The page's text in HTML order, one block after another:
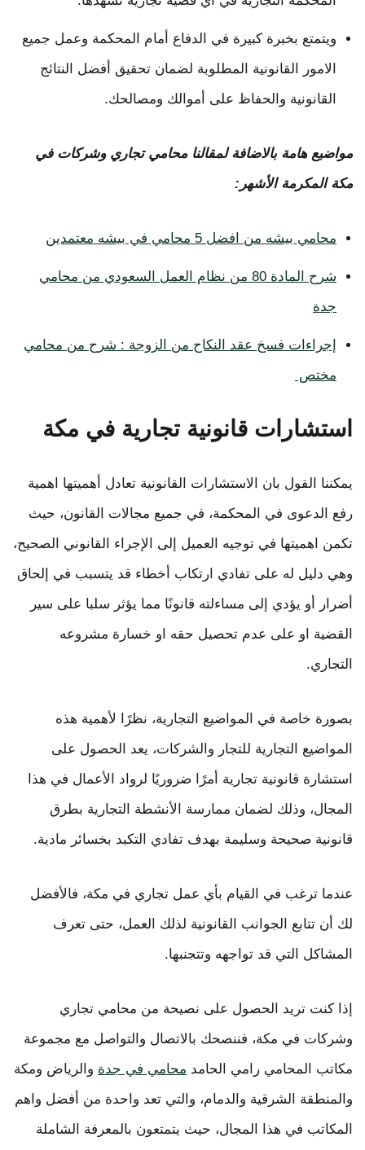
ويتمتع بخبرة كبيرة في الدفاع أمام المحكمة وعمل جميع
الامور القانونية المطلوبة لضمان تحقيق أفضل النتائج
القانونية والحفاظ على أموالك ومصالحك.
مواضيع هامة بالاضافة لمقالنا محامي تجاري وشركات في
مكة المكرمة الأشهر:
محامي بيشه من افضل 5 محامي في بيشه معتمدين
شرح المادة 80 من نظام العمل السعودي من محامي
جدة
إجراءات فسخ عقد النكاح من الزوجة : شرح من محامي
مختص
استشارات قانونية تجارية في مكة
يمكننا القول بان الاستشارات القانونية تعادل أهميتها اهمية
رفع الدعوى في المحكمة، في جميع مجالات القانون، حيث
تكمن اهميتها في توجيه العميل إلى الإجراء القانوني الصحيح،
وهي دليل له على تفادي ارتكاب أخطاء قد يتسبب في إلحاق
أضرار أو يؤدي إلى مساءلته قانونًا مما يؤثر سلبا على سير
القضية او على عدم تحصيل حقه او خسارة مشروعه
التجاري.
بصورة خاصة في المواضيع التجارية، نظرًا لأهمية هذه
المواضيع التجارية للتجار والشركات، يعد الحصول على
استشارة قانونية تجارية أمرًا ضروريًا لرواد الأعمال في هذا
المجال، وذلك لضمان ممارسة الأنشطة التجارية بطرق
قانونية صحيحة وسليمة بهدف تفادي التكبد بخسائر مادية.
عندما ترغب في القيام بأي عمل تجاري في مكة، فالأفضل
لك أن تتابع الجوانب القانونية لذلك العمل، حتى تعرف
المشاكل التي قد تواجهه وتتجنبها.
إذا كنت تريد الحصول على نصيحة من محامي تجاري
وشركات في مكة، فننصحك بالاتصال والتواصل مع مجموعة
مكاتب المحامي رامي الحامد محامي في جدة والرياض ومكة
والمنطقة الشرقية والدمام، والتي تعد واحدة من أفضل واهم
المكاتب في هذا المجال، حيث يتمتعون بالمعرفة الشاملة